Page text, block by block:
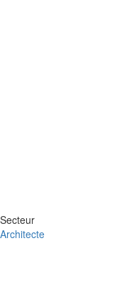
Secteur
Architecte